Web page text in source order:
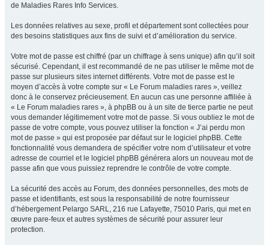
de Maladies Rares Info Services.
Les données relatives au sexe, profil et département sont collectées pour
des besoins statistiques aux fins de suivi et d’amélioration du service.
Votre mot de passe est chiffré (par un chiffrage à sens unique) afin qu’il soit
sécurisé. Cependant, il est recommandé de ne pas utiliser le même mot de
passe sur plusieurs sites internet différents. Votre mot de passe est le
moyen d’accès à votre compte sur « Le Forum maladies rares », veillez
donc à le conservez précieusement. En aucun cas une personne affiliée à
« Le Forum maladies rares », à phpBB ou à un site de tierce partie ne peut
vous demander légitimement votre mot de passe. Si vous oubliez le mot de
passe de votre compte, vous pouvez utiliser la fonction « J’ai perdu mon
mot de passe » qui est proposée par défaut sur le logiciel phpBB. Cette
fonctionnalité vous demandera de spécifier votre nom d’utilisateur et votre
adresse de courriel et le logiciel phpBB générera alors un nouveau mot de
passe afin que vous puissiez reprendre le contrôle de votre compte.
La sécurité des accès au Forum, des données personnelles, des mots de
passe et identifiants, est sous la responsabilité de notre fournisseur
d’hébergement Pelargo SARL, 216 rue Lafayette, 75010 Paris, qui met en
œuvre pare-feux et autres systèmes de sécurité pour assurer leur
protection.